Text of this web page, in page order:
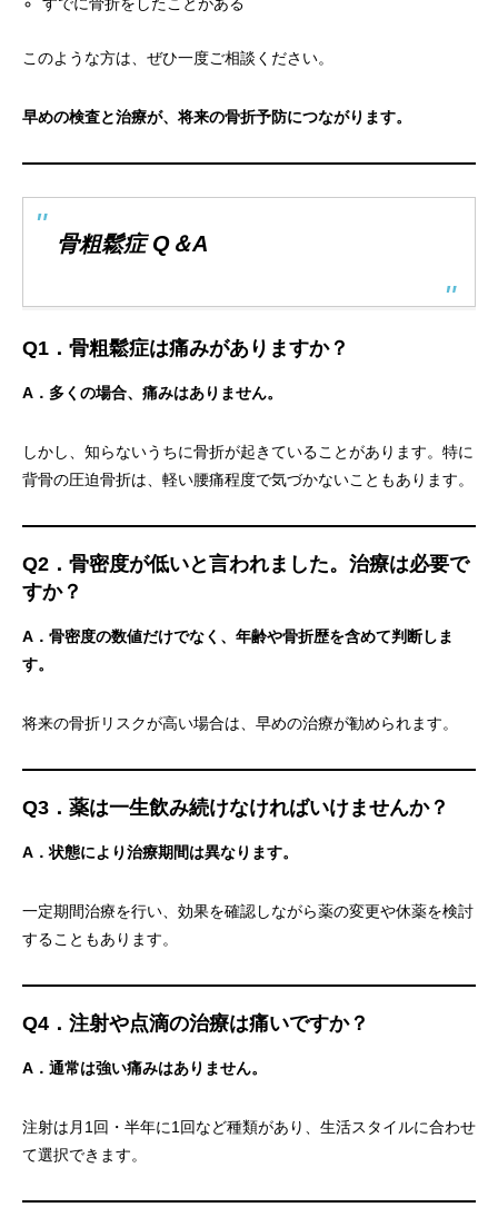
すでに骨折をしたことがある
このような方は、ぜひ一度ご相談ください。
早めの検査と治療が、将来の骨折予防につながります。
骨粗鬆症 Q＆A
Q1．骨粗鬆症は痛みがありますか？
A．多くの場合、痛みはありません。
しかし、知らないうちに骨折が起きていることがあります。特に
背骨の圧迫骨折は、軽い腰痛程度で気づかないこともあります。
Q2．骨密度が低いと言われました。治療は必要で
すか？
A．骨密度の数値だけでなく、年齢や骨折歴を含めて判断しま
す。
将来の骨折リスクが高い場合は、早めの治療が勧められます。
Q3．薬は一生飲み続けなければいけませんか？
A．状態により治療期間は異なります。
一定期間治療を行い、効果を確認しながら薬の変更や休薬を検討
することもあります。
Q4．注射や点滴の治療は痛いですか？
A．通常は強い痛みはありません。
注射は月1回・半年に1回など種類があり、生活スタイルに合わせ
て選択できます。